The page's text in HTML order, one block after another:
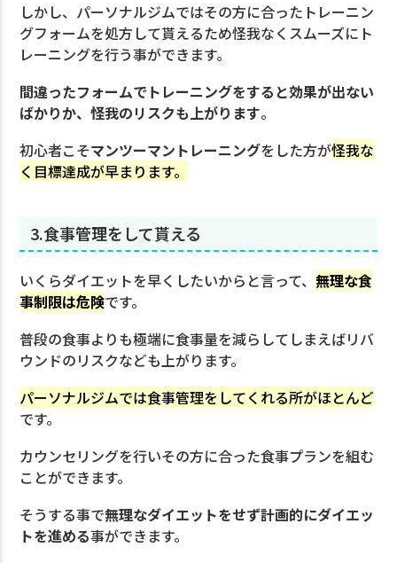
しかし、パーソナルジムではその方に合ったトレーニン
グフォームを処方して貰えるため怪我なくスムーズにト
レーニングを行う事ができます。
間違ったフォームでトレーニングをすると効果が出ない
ばかりか、怪我のリスクも上がります。
初心者こそマンツーマントレーニングをした方が怪我な
く目標達成が早まります。
3.食事管理をして貰える
いくらダイエットを早くしたいからと言って、無理な食
事制限は危険です。
普段の食事よりも極端に食事量を減らしてしまえばリバ
ウンドのリスクなども上がります。
パーソナルジムでは食事管理をしてくれる所がほとんど
です。
カウンセリングを行いその方に合った食事プランを組む
ことができます。
そうする事で無理なダイエットをせず計画的にダイエッ
トを進める事ができます。